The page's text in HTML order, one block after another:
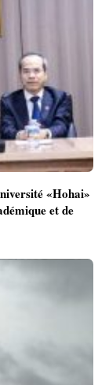
«Hohai»
et de